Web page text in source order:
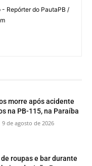
Repórter do PautaPB /
morre após acidente
na PB-115, na Paraíba
9 de agosto de 2026
roupas e bar durante